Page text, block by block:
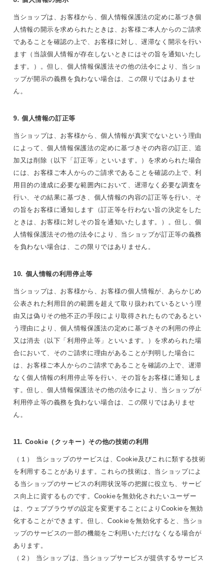
当ショップは、お客様から、個人情報保護法の定めに基づき個
人情報の開示を求められたときは、お客様ご本人からのご請求
であることを確認の上で、お客様に対し、遅滞なく開示を行い
ます（当該個人情報が存在しないときにはその旨を通知いたし
ます。）。但し、個人情報保護法その他の法令により、当ショ
ップが開示の義務を負わない場合は、この限りではありませ
ん。
9. 個人情報の訂正等
当ショップは、お客様から、個人情報が真実でないという理由
によって、個人情報保護法の定めに基づきその内容の訂正、追
加又は削除（以下「訂正等」といいます。）を求められた場合
には、お客様ご本人からのご請求であることを確認の上で、利
用目的の達成に必要な範囲内において、遅滞なく必要な調査を
行い、その結果に基づき、個人情報の内容の訂正等を行い、そ
の旨をお客様に通知します（訂正等を行わない旨の決定をした
ときは、お客様に対しその旨を通知いたします。）。但し、個
人情報保護法その他の法令により、当ショップが訂正等の義務
を負わない場合は、この限りではありません。
10. 個人情報の利用停止等
当ショップは、お客様から、お客様の個人情報が、あらかじめ
公表された利用目的の範囲を超えて取り扱われているという理
由又は偽りその他不正の手段により取得されたものであるとい
う理由により、個人情報保護法の定めに基づきその利用の停止
又は消去（以下「利用停止等」といいます。）を求められた場
合において、そのご請求に理由があることが判明した場合に
は、お客様ご本人からのご請求であることを確認の上で、遅滞
なく個人情報の利用停止等を行い、その旨をお客様に通知しま
す。但し、個人情報保護法その他の法令により、当ショップが
利用停止等の義務を負わない場合は、この限りではありませ
ん。
11. Cookie（クッキー）その他の技術の利用
（１） 当ショップのサービスは、Cookie及びこれに類する技術
を利用することがあります。これらの技術は、当ショップによ
る当ショップのサービスの利用状況等の把握に役立ち、サービ
ス向上に資するものです。Cookieを無効化されたいユーザー
は、ウェブブラウザの設定を変更することによりCookieを無効
化することができます。但し、Cookieを無効化すると、当ショ
ップのサービスの一部の機能をご利用いただけなくなる場合が
あります。
（２） 当ショップは、当ショップサービスが提供するサービス